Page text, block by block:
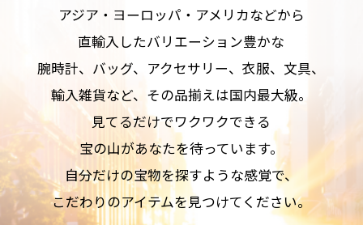
アジア・ヨーロッパ・アメリカなどから
直輸入したバリエーション豊かな
腕時計、バッグ、アクセサリー、衣服、文具、
輸入雑貨など、その品揃えは国内最大級。
見てるだけでワクワクできる
宝の山があなたを待っています。
自分だけの宝物を探すような感覚で、
こだわりのアイテムを見つけてください。